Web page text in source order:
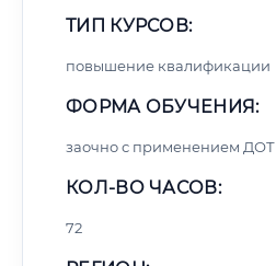
ТИП КУРСОВ:
повышение квалификации
ФОРМА ОБУЧЕНИЯ:
заочно с применением ДОТ
КОЛ-ВО ЧАСОВ:
72